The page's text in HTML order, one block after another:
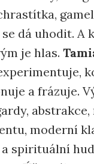
se dá uhodit. A
je hlas.
a frázuje.
moderní
spirituální